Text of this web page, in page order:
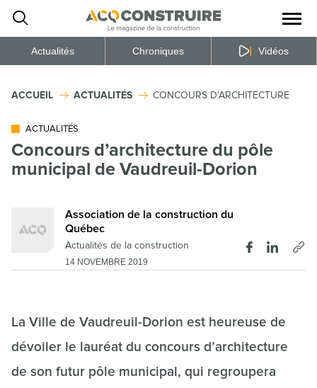
la
du
Actualités Chroniques Vidéos
ACCUEIL ACTUALITÉS CONCOURS D'ARCHITECTURE DU
ACTUALITÉS
Concours d’architecture du pôle
municipal de Vaudreuil-Dorion
Association de la construction du
Québec
Actualités de la construction
14 NOVEMBRE 2019
La Ville de Vaudreuil-Dorion est heureuse de
dévoiler le lauréat du concours d’architecture
de son futur pôle municipal, qui regroupera